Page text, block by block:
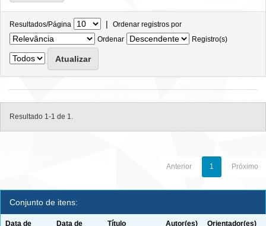
Resultados/Página | Ordenar registros por
Ordenar
Registro(s)
Resultado 1-1 de 1.
Anterior 1 Próximo
Conjunto de itens:
Data de
Data de
Título Autor(es) Orientador(es)